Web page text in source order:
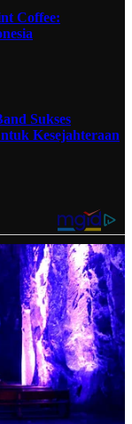
Coffee:
Sukses
Kesejahteraan